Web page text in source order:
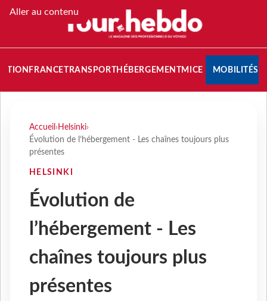
Aller au contenu
FRANCETRANSPORT HÉBERGEMENTMICE MOBILITÉS
Accueil › Helsinki›
Évolution de l’hébergement - Les chaînes toujours plus
présentes
HELSINKI
Évolution de
l’hébergement - Les
chaînes toujours plus
présentes